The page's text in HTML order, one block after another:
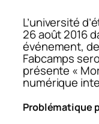
L’université
26 août 2016
événement,
Fabcamps
présente «
numérique
Problématique